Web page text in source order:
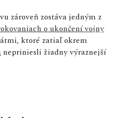
zároveň zostáva jedným z
o ukončení vojny
ktoré zatiaľ okrem
nepriniesli žiadny výraznejší